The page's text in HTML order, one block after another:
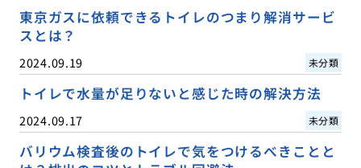
東京ガスに依頼できるトイレのつまり解消サービ
スとは？
2024.09.19 未分類
トイレで水量が足りないと感じた時の解決方法
2024.09.17 未分類
バリウム検査後のトイレで気をつけるべきことと